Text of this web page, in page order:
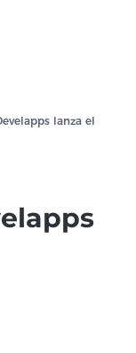
lanza el